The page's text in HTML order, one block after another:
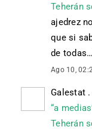
Teherán
ajedrez
que si
de todas…
Ago 10,
Galestat .
“a
Teherán